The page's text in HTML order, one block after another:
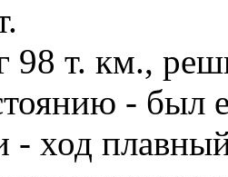
98 т. км.,
- был
- ход